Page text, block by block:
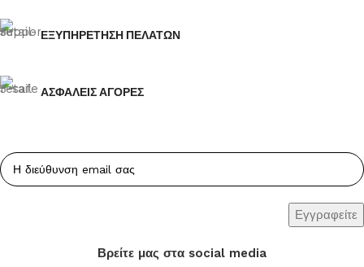
ΕΞΥΠΗΡΕΤΗΣΗ ΠΕΛΑΤΩΝ
ΑΣΦΑΛΕΙΣ ΑΓΟΡΕΣ
Βρείτε μας στα social media